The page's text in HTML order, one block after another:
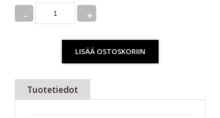
Quantity
LISÄÄ OSTOSKORIIN
Tuotetiedot